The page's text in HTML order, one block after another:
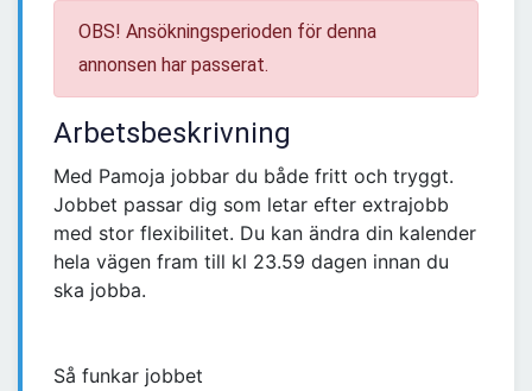
OBS! Ansökningsperioden för denna
annonsen har passerat.
Arbetsbeskrivning
Med Pamoja jobbar du både fritt och tryggt.
Jobbet passar dig som letar efter extrajobb
med stor flexibilitet. Du kan ändra din kalender
hela vägen fram till kl 23.59 dagen innan du
ska jobba.
Så funkar jobbet